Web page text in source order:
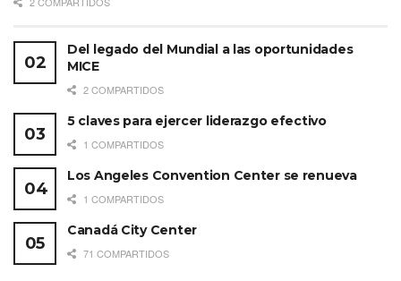
Del legado del Mundial a las oportunidades
MICE
2 COMPARTIDOS
5 claves para ejercer liderazgo efectivo
1 COMPARTIDOS
Los Angeles Convention Center se renueva
1 COMPARTIDOS
Canadá City Center
71 COMPARTIDOS